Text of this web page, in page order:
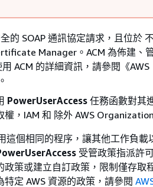
的 SOAP 通訊協定請求，且位於
Manager。ACM 為佈建、
ACM 的詳細資訊，請參閱《AWS
。
PowerUserAccess 任務函數對其
，IAM 和 除外 AWS
這個相同的程序，讓其他工作負載
受管政策指派許
策或建立自訂政策，限制僅存取
定 AWS 資源的政策，請參閱